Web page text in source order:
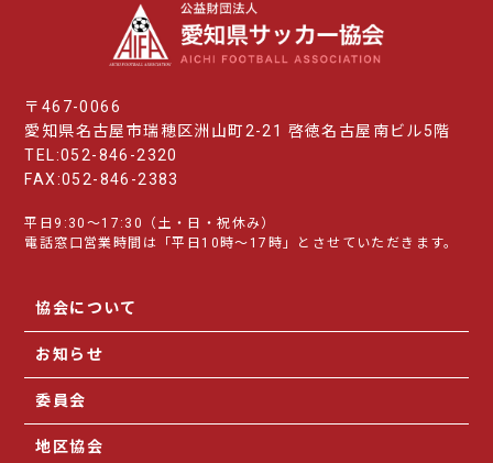
〒467-0066
愛知県名古屋市瑞穂区洲山町2-21 啓徳名古屋南ビル5階
TEL:052-846-2320
FAX:052-846-2383
平日9:30～17:30（土・日・祝休み）
電話窓口営業時間は「平日10時～17時」とさせていただきます。
協会について
お知らせ
委員会
地区協会